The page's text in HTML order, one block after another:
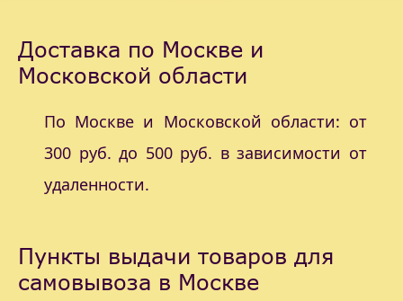
Доставка по Москве и
Московской области
По Москве и Московской области: от
300 руб. до 500 руб. в зависимости от
удаленности.
Пункты выдачи товаров для
самовывоза в Москве